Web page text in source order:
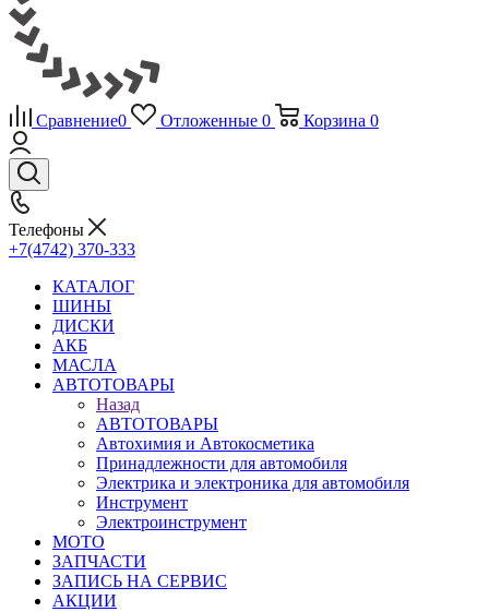
Сравнение0 Отложенные 0 Корзина 0
Телефоны
+7(4742) 370-333
КАТАЛОГ
ШИНЫ
ДИСКИ
АКБ
МАСЛА
АВТОТОВАРЫ
Назад
АВТОТОВАРЫ
Автохимия и Автокосметика
Принадлежности для автомобиля
Электрика и электроника для автомобиля
Инструмент
Электроинструмент
МОТО
ЗАПЧАСТИ
ЗАПИСЬ НА СЕРВИС
АКЦИИ